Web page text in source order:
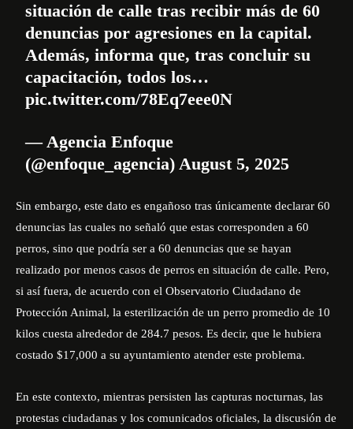
situación de calle tras recibir más de 60
denuncias por agresiones en la capital.
Además, informa que, tras concluir su
capacitación, todos los…
pic.twitter.com/78Eq7eee0N
— Agencia Enfoque
(@enfoque_agencia)August 5, 2025
Sin embargo, este dato es engañoso tras únicamente declarar 60
denuncias las cuales no señaló que estas corresponden a 60
perros, sino que podría ser a 60 denuncias que se hayan
realizado por menos casos de perros en situación de calle. Pero,
si así fuera, de acuerdo con el Observatorio Ciudadano de
Protección Animal, la esterilización de un perro promedio de 10
kilos cuesta alrededor de 284.7 pesos. Es decir, que le hubiera
costado $17,000 a su ayuntamiento atender este problema.
En este contexto, mientras persisten las capturas nocturnas, las
protestas ciudadanas y los comunicados oficiales, la discusión de